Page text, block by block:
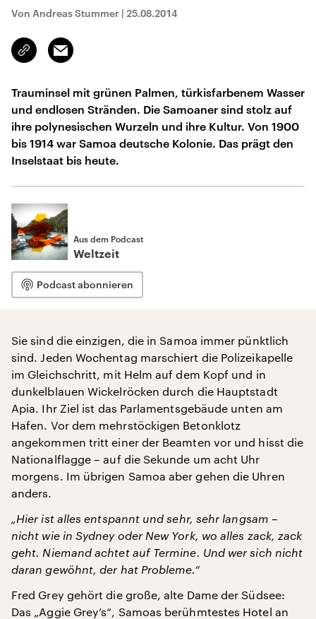
Von Andreas Stummer | 25.08.2014
Link
kopieren/teilen
Email
Trauminsel mit grünen Palmen, türkisfarbenem Wasser
und endlosen Stränden. Die Samoaner sind stolz auf
ihre polynesischen Wurzeln und ihre Kultur. Von 1900
bis 1914 war Samoa deutsche Kolonie. Das prägt den
Inselstaat bis heute.
Aus dem Podcast
Weltzeit
Podcast abonnieren
Sie sind die einzigen, die in Samoa immer pünktlich
sind. Jeden Wochentag marschiert die Polizeikapelle
im Gleichschritt, mit Helm auf dem Kopf und in
dunkelblauen Wickelröcken durch die Hauptstadt
Apia. Ihr Ziel ist das Parlamentsgebäude unten am
Hafen. Vor dem mehrstöckigen Betonklotz
angekommen tritt einer der Beamten vor und hisst die
Nationalflagge – auf die Sekunde um acht Uhr
morgens. Im übrigen Samoa aber gehen die Uhren
anders.
„Hier ist alles entspannt und sehr, sehr langsam –
nicht wie in Sydney oder New York, wo alles zack, zack
geht. Niemand achtet auf Termine. Und wer sich nicht
daran gewöhnt, der hat Probleme.“
Fred Grey gehört die große, alte Dame der Südsee:
Das „Aggie Grey’s“, Samoas berühmtestes Hotel an